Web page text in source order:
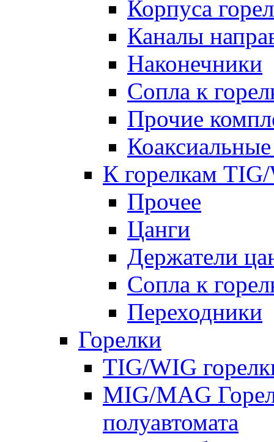
Корпуса
Каналы
Наконечники
Сопла к
Прочие
К горелкам
Прочее
Цанги
Держатели
Сопла к
Переходники
Горелки
TIG/WIG
MIG/MAG
полуавтомата